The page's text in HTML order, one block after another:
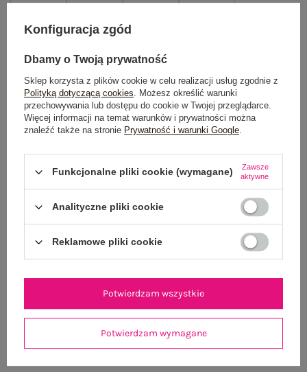
XL 3XL 2XL 4XL
TABELA ROZMIARÓW
Możesz kupić także poprzez:
Dostawaod 7,99 zł
Do darmowej dostawy brakuje 200,00 zł
Wysyłka wponiedziałek
OPIS PRODUKTU
GŁÓWNE PARAMETRY
Konfiguracja zgód
Dbamy o Twoją prywatność
Sklep korzysta z plików cookie w celu realizacji usług zgodnie z
Polityką dotyczącą cookies. Możesz określić warunki
przechowywania lub dostępu do cookie w Twojej przeglądarce.
Więcej informacji na temat warunków i prywatności można
znaleźć także na stronie Prywatność i warunki Google.
Funkcjonalne pliki cookie (wymagane)
Zawsze
aktywne
Analityczne pliki cookie
Reklamowe pliki cookie
Potwierdzam wymagane
Potwierdzam wszystkie